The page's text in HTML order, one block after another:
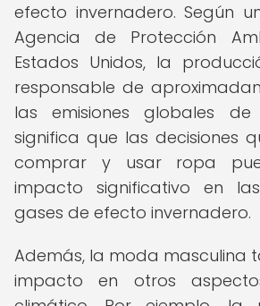
efecto invernadero. Según
Agencia de Protección
Estados Unidos, la
responsable de
las emisiones globales de
significa que las decisiones
comprar y usar ropa
impacto significativo en
gases de efecto invernadero.
Además, la moda masculina
impacto en otros